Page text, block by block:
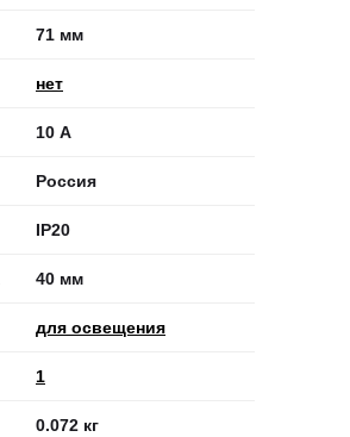
71 мм
нет
10 А
Россия
IP20
40 мм
для освещения
1
0.072 кг